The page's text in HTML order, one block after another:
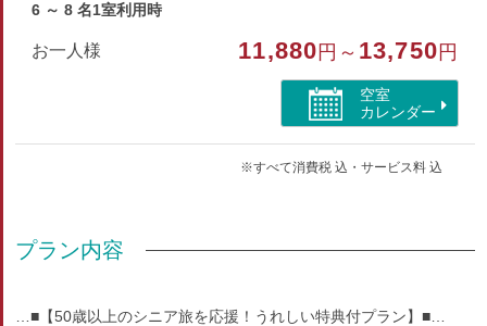
洗浄機付トイレ/空気清浄機付/山が見える
6 ～ 8 名1室利用時
お一人様 11,880 円～ 13,750 円
空室
カレンダー
※すべて消費税 込・サービス料 込
プラン内容
…■【50歳以上のシニア旅を応援！うれしい特典付プラン】■…